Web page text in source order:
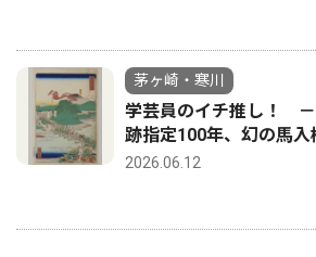
茅ヶ崎・寒川
学芸員のイチ推し！
跡指定100年、幻の馬
2026.06.12